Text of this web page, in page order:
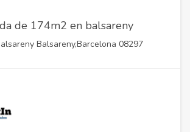
de 174m2 en balsareny
Balsareny,Barcelona 08297